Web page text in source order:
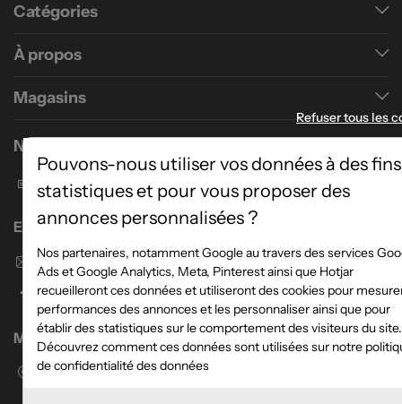
Catégories
À propos
Magasins
Nous contacter
Formulaire de contact
Enseigne Atlas Home
Envoyer un email
Magasins
Voir la liste des magasins
Refuser tous les
Pouvons-nous utiliser vos données à des fins
statistiques et pour vous proposer des
annonces personnalisées ?
Nos partenaires, notamment Google au travers des services
Ads et Google Analytics, Meta, Pinterest ainsi que Hotjar
recueilleront ces données et utiliseront des cookies pour
performances des annonces et les personnaliser ainsi que pour
établir des statistiques sur le comportement des visiteurs du site.
Découvrez comment ces données sont utilisées sur notre
de confidentialité des données